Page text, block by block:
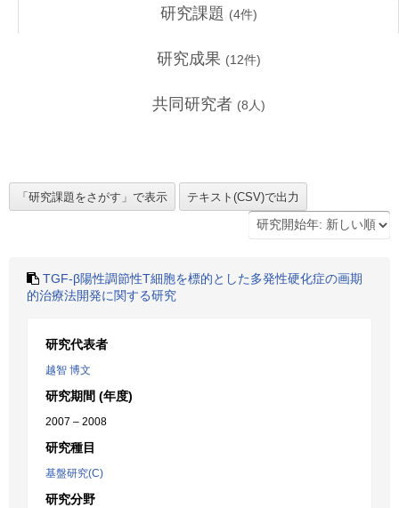
研究課題 (4件)
研究成果 (12件)
共同研究者 (8 人)
TGF-β陽性調節性T細胞を標的とした多発性硬化症の画期
的治療法開発に関する研究
研究代表者
越智 博文
研究期間 (年度)
2007 – 2008
研究種目
基盤研究(C)
研究分野